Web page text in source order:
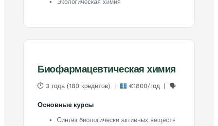
Экологическая химия
Биофармацевтическая химия
⏱ 3 года (180 кредитов) | €1800/год | 🗣
Основные курсы
Синтез биологически активных веществ